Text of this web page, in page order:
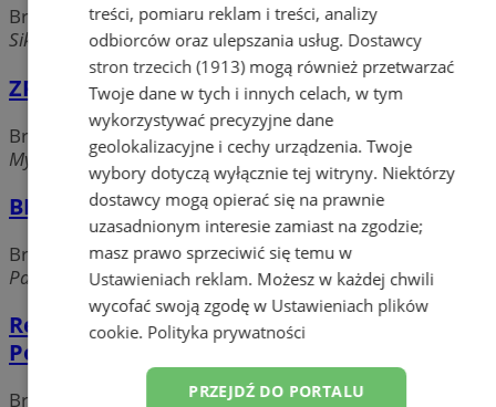
Bramy, kraty, ogrodzenia
Sikorskiego, 41-809 Zabrze
ZPHU El-Roz Eksport-Import
Bramy, kraty, ogrodzenia
Myśliwska, 41-800 Zabrze
BRSM Welding S.C.
Bramy, kraty, ogrodzenia
Paderewskiego, 41-810 Zabrze
Rexbud Sp.J. Ireneusz Cichy, Mirosław
Polny
Bramy, kraty, ogrodzenia
treści, pomiaru reklam i treści, analizy
odbiorców oraz ulepszania usług. Dostawcy
stron trzecich (1913)mogą również przetwarzać
Twoje dane w tych i innych celach, w tym
wykorzystywać precyzyjne dane
geolokalizacyjne i cechy urządzenia. Twoje
wybory dotyczą wyłącznie tej witryny. Niektórzy
dostawcy mogą opierać się na prawnie
uzasadnionym interesie zamiast na zgodzie;
masz prawo sprzeciwić się temu w
Ustawieniach reklam. Możesz w każdej chwili
wycofać swoją zgodę w Ustawieniach plików
cookie. Polityka prywatności
PRZEJDŹ DO PORTALU